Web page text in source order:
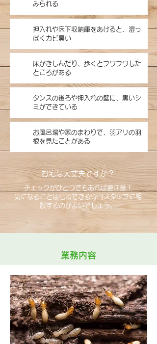
みられる
押入れや床下収納庫をあけると、湿っ
ぽくカビ臭い
床がきしんだり、歩くとフワフワした
ところがある
タンスの後ろや押入れの壁に、黒いシ
ミができている
お風呂場や家のまわりで、羽アリの羽
根を見たことがある
お宅は大丈夫ですか？
チェックがひとつでもあれば要注意！
気になることは信頼できる専門スタッフに相
談するのがよいでしょう。
業務内容